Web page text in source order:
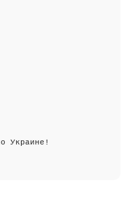
Украине!